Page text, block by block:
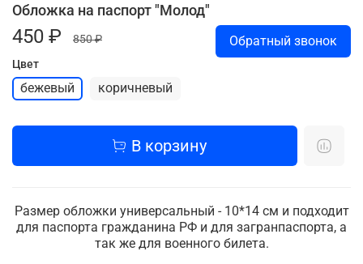
Обложка на паспорт "Молод"
450 ₽
850 ₽
Цвет
бежевый коричневый
Обратный звонок
В корзину
Размер обложки универсальный - 10*14 см и подходит
для паспорта гражданина РФ и для загранпаспорта, а
так же для военного билета.